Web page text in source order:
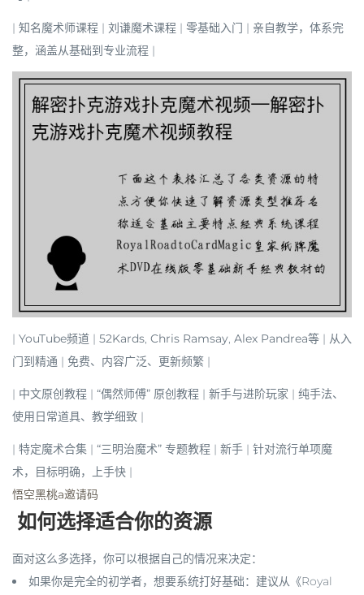
| 知名魔术师课程 | 刘谦魔术课程 | 零基础入门 | 亲自教学，体系完
整，涵盖从基础到专业流程 |
| YouTube频道 | 52Kards, Chris Ramsay, Alex Pandrea等 | 从入
门到精通 | 免费、内容广泛、更新频繁 |
| 中文原创教程 | “偶然师傅” 原创教程 | 新手与进阶玩家 | 纯手法、
使用日常道具、教学细致 |
| 特定魔术合集 | “三明治魔术” 专题教程 | 新手 | 针对流行单项魔
术，目标明确，上手快 |
悟空黑桃a邀请码
️ 如何选择适合你的资源
面对这么多选择，你可以根据自己的情况来决定：
如果你是完全的初学者，想要系统打好基础：建议从《Royal